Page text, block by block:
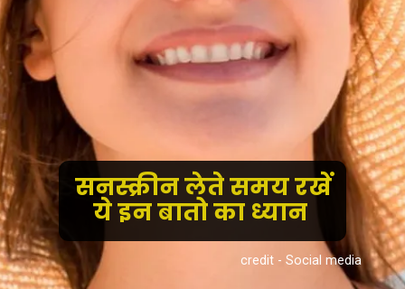
सनस्क्रीन लेते समय रखें
ये इन बातो का ध्यान
credit - Social media